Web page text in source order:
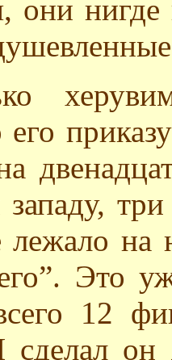
они
западу,
лежало
Это
12
он